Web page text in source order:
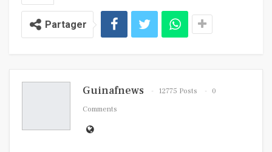
Partager
Guinafnews 12775 Posts
0
Comments